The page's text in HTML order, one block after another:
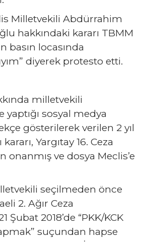
Milletvekili Abdürrahim
hakkındaki kararı TBMM
basın locasında
diyerek protesto etti.
milletvekili
sosyal medya
gösterilerek verilen 2 yıl
Yargıtay 16. Ceza
onanmış ve dosya Meclis’e
seçilmeden önce
2. Ağır Ceza
Şubat 2018’de “PKK/KCK
suçundan hapse